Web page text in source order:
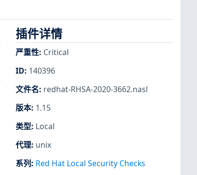
插件详情
严重性: Critical
ID: 140396
文件名: redhat-RHSA-2020-3662.nasl
版本: 1.15
类型: Local
代理: unix
系列 : Red Hat Local Security Checks